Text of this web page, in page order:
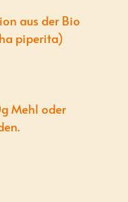
aus der Bio
piperita)
Mehl oder